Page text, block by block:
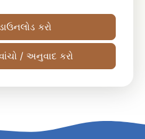
કરો
/ અનુવાદ કરો